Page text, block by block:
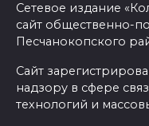
07 августа
С 18
Сетевое издание
сайт общественно-
Песчанокопского
Сайт
надзору в сфере
технологий и